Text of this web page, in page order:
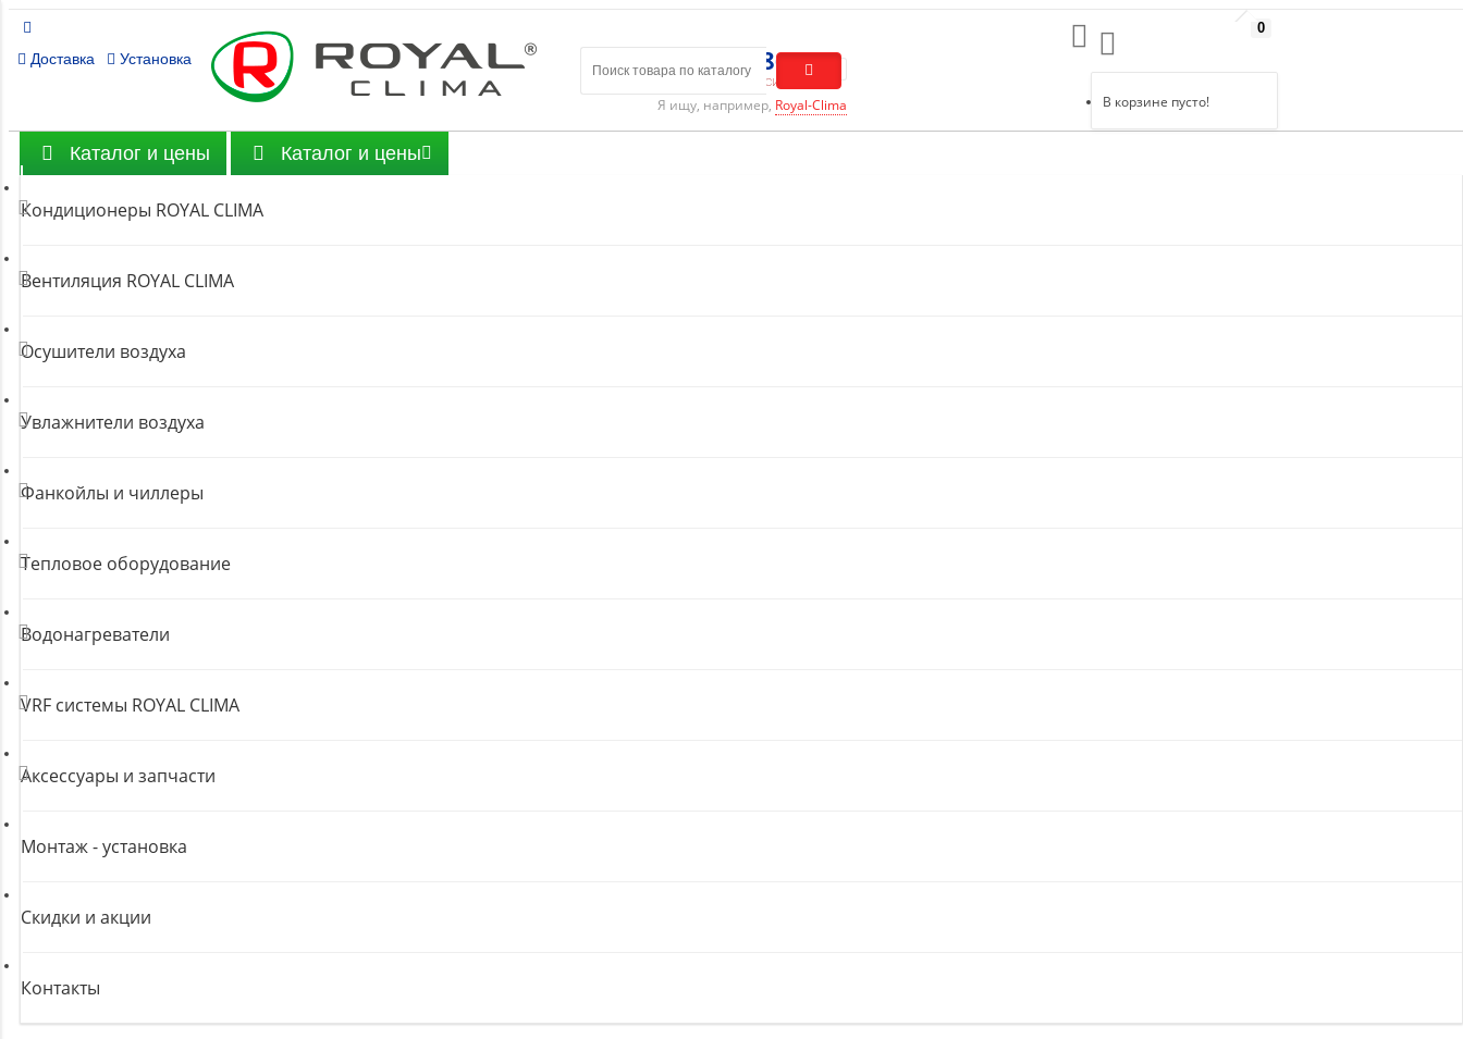
Доставка Установка 8 (800) 301-01-86
Бесплатный звонок по России
Я ищу, например, Royal-Clima
0
В корзине пусто!
Каталог и цены Каталог и цены
Кондиционеры ROYAL CLIMA
Вентиляция ROYAL CLIMA
Осушители воздуха
Увлажнители воздуха
Фанкойлы и чиллеры
Тепловое оборудование
Водонагреватели
VRF системы ROYAL CLIMA
Аксессуары и запчасти
Монтаж - установка
Скидки и акции
Контакты